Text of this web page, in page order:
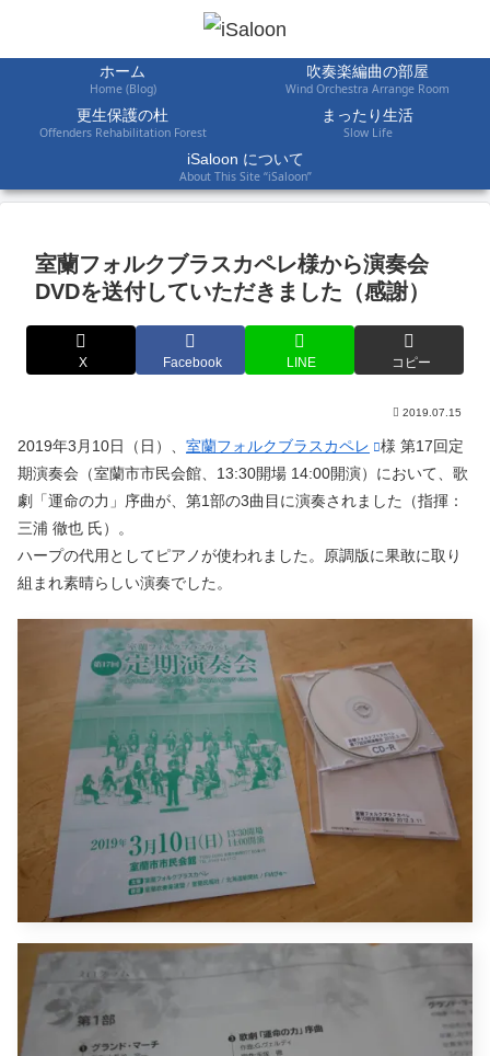
ホーム
Home (Blog)
吹奏楽編曲の部屋
Wind Orchestra Arrange Room
更生保護の杜
Offenders Rehabilitation Forest
まったり生活
Slow Life
iSaloon について
About This Site “iSaloon”
室蘭フォルクブラスカペレ様から演奏会
DVDを送付していただきました（感謝）
X Facebook LINE コピー
2019.07.15
2019年3月10日（日）、 室蘭フォルクブラスカペレ
様 第17回定
期演奏会（室蘭市市民会館、13:30開場 14:00開演）において、歌
劇「運命の力」序曲が、第1部の3曲目に演奏されました（指揮：
三浦 徹也 氏）。
ハープの代用としてピアノが使われました。原調版に果敢に取り
組まれ素晴らしい演奏でした。